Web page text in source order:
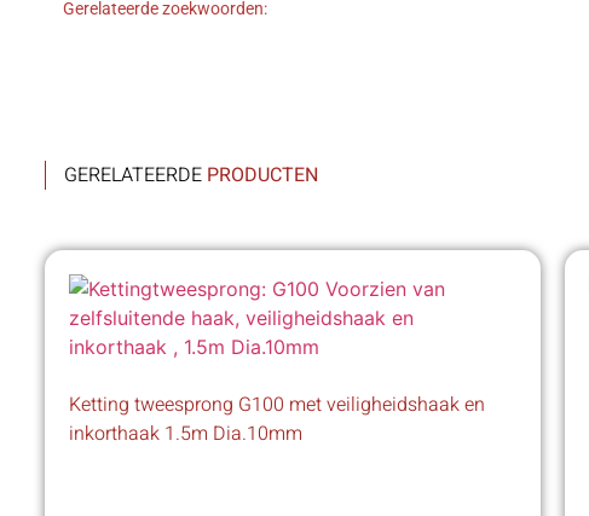
Gerelateerde zoekwoorden:
GERELATEERDE PRODUCTEN
Ketting tweesprong G100 met veiligheidshaak en
inkorthaak 1.5m Dia.10mm